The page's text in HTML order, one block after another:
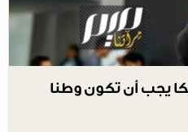
يجب أن تكون وطنا